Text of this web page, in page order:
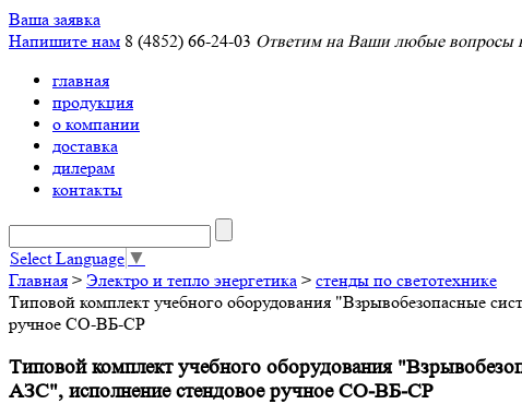
Ваша заявка
Напишите нам 8 (4852) 66-24-03 Ответим на Ваши любые вопросы
главная
продукция
о компании
доставка
дилерам
контакты
Select Language ▼
Главная > Электро и тепло энергетика > стенды по светотехнике
Типовой комплект учебного оборудования "Взрывобезопасные
ручное СО-ВБ-СР
Типовой комплект учебного оборудования
АЗС", исполнение стендовое ручное СО-ВБ-СР